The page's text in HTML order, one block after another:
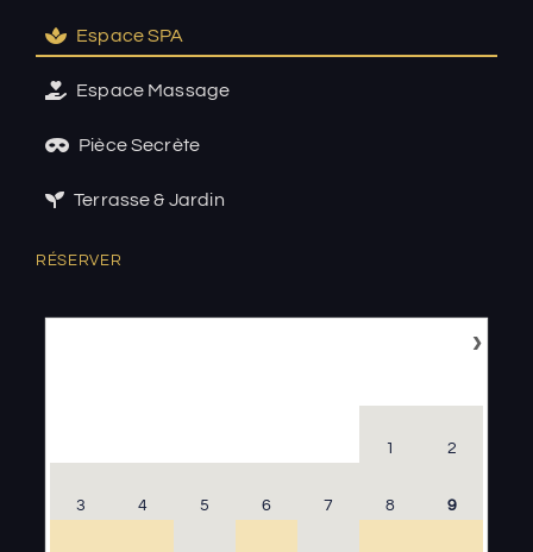
Espace SPA
Espace Massage
Pièce Secrète
Terrasse & Jardin
RÉSERVER
›
1 2
3 4 5 6 7 8 9